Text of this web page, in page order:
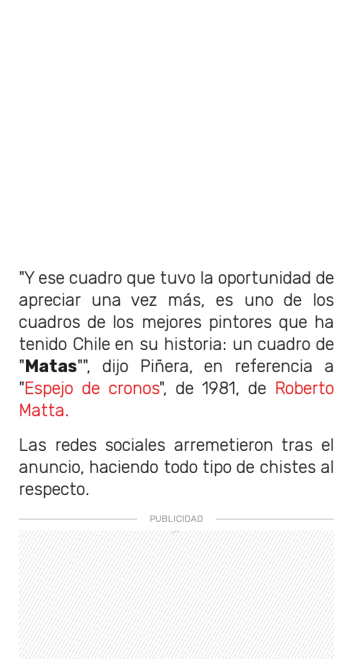
"Y ese cuadro que tuvo la oportunidad de
apreciar una vez más, es uno de los
cuadros de los mejores pintores que ha
tenido Chile en su historia: un cuadro de
"Matas"", dijo Piñera, en referencia a
"Espejo de cronos", de 1981, de Roberto
Matta.
Las redes sociales arremetieron tras el
anuncio, haciendo todo tipo de chistes al
respecto.